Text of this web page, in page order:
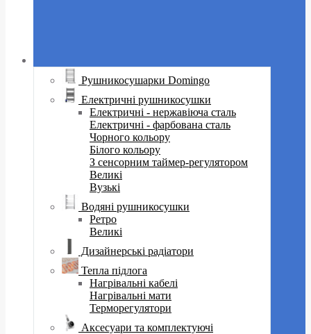
Рушникосушарки Domingo
Електричні рушникосушки
Електричні - нержавіюча сталь
Електричні - фарбована сталь
Чорного кольору
Білого кольору
З сенсорним таймер-регулятором
Великі
Вузькі
Водяні рушникосушки
Ретро
Великі
Дизайнерські радіатори
Тепла підлога
Нагрівальні кабелі
Нагрівальні мати
Терморегулятори
Аксесуари та комплектуючі